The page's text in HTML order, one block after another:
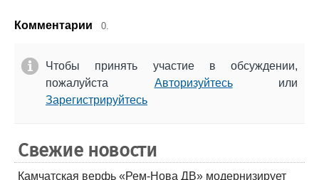
Комментарии 0.
Чтобы принять участие в обсуждении,
пожалуйста Авторизуйтесьили
Зарегистрируйтесь
Свежие новости
Камчатская верфь «Рем-Нова ДВ» модернизирует